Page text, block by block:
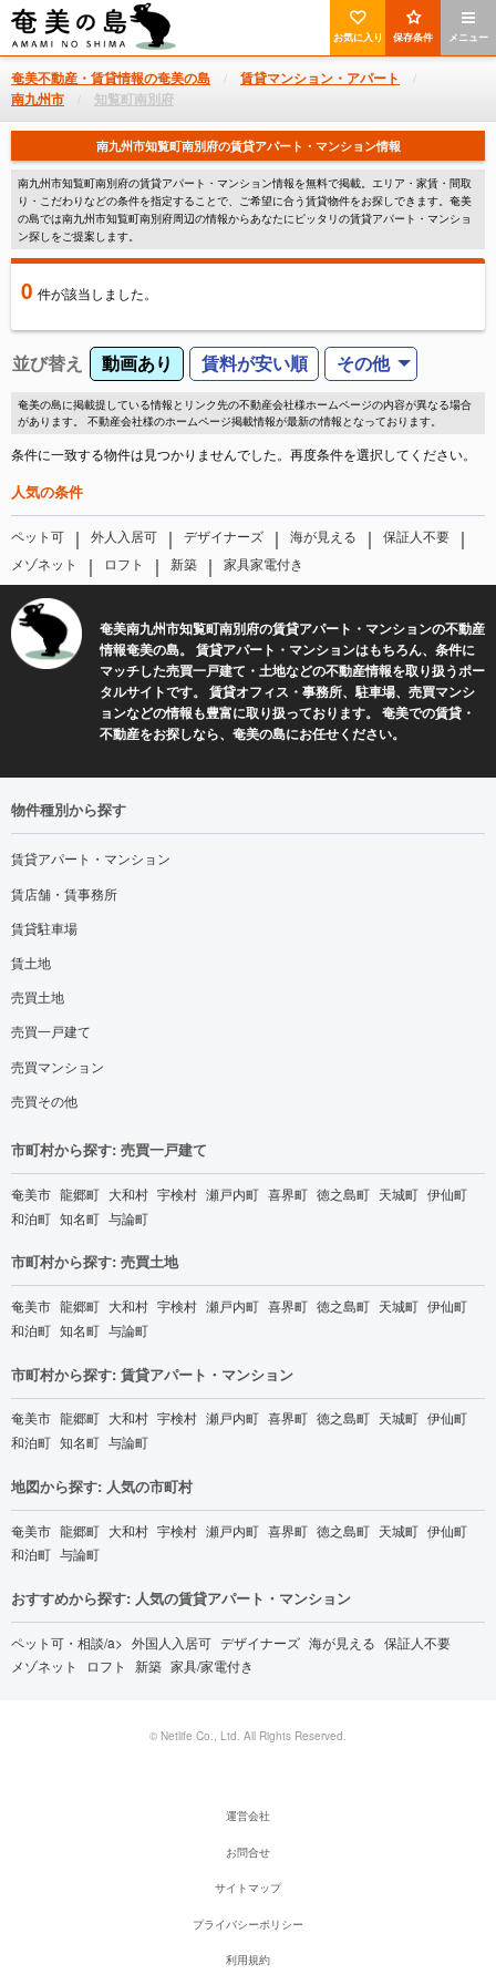
メニュー
保存条件
お気に入り
奄美不動産・賃貸情報の奄美の島
賃貸マンション・アパート
南九州市
知覧町南別府
南九州市知覧町南別府の賃貸アパート・マンション情報
南九州市知覧町南別府の賃貸アパート・マンション情報を無料で掲載。エリア・家賃・間取
り・こだわりなどの条件を指定することで、ご希望に合う賃貸物件をお探しできます。奄美
の島では南九州市知覧町南別府周辺の情報からあなたにピッタリの賃貸アパート・マンショ
ン探しをご提案します。
0 件が該当しました。
並び替え 動画あり 賃料が安い順 その他
奄美の島に掲載提している情報とリンク先の不動産会社様ホームページの内容が異なる場合
があります。 不動産会社様のホームページ掲載情報が最新の情報となっております。
条件に一致する物件は見つかりませんでした。再度条件を選択してください。
人気の条件
ペット可 ｜ 外人入居可 ｜ デザイナーズ ｜ 海が見える ｜ 保証人不要 ｜
メゾネット ｜ ロフト ｜ 新築 ｜ 家具家電付き
奄美南九州市知覧町南別府の賃貸アパート・マンションの不動産
情報奄美の島。 賃貸アパート・マンションはもちろん、条件に
マッチした売買一戸建て・土地などの不動産情報を取り扱うポー
タルサイトです。 賃貸オフィス・事務所、駐車場、売買マンシ
ョンなどの情報も豊富に取り扱っております。 奄美での賃貸・
不動産をお探しなら、奄美の島にお任せください。
物件種別から探す
賃貸アパート・マンション
賃店舗・賃事務所
賃貸駐車場
賃土地
売買土地
売買一戸建て
売買マンション
売買その他
市町村から探す: 売買一戸建て
奄美市 龍郷町 大和村 宇検村 瀬戸内町 喜界町 徳之島町 天城町 伊仙町
和泊町 知名町 与論町
市町村から探す: 売買土地
奄美市 龍郷町 大和村 宇検村 瀬戸内町 喜界町 徳之島町 天城町 伊仙町
和泊町 知名町 与論町
市町村から探す: 賃貸アパート・マンション
奄美市 龍郷町 大和村 宇検村 瀬戸内町 喜界町 徳之島町 天城町 伊仙町
和泊町 知名町 与論町
地図から探す: 人気の市町村
奄美市 龍郷町 大和村 宇検村 瀬戸内町 喜界町 徳之島町 天城町 伊仙町
和泊町 与論町
おすすめから探す: 人気の賃貸アパート・マンション
ペット可・相談/a> 外国人入居可 デザイナーズ 海が見える 保証人不要
メゾネット
ロフト 新築 家具/家電付き
© Netlife Co., Ltd. All Rights Reserved.
運営会社
お問合せ
サイトマップ
プライバシーポリシー
利用規約